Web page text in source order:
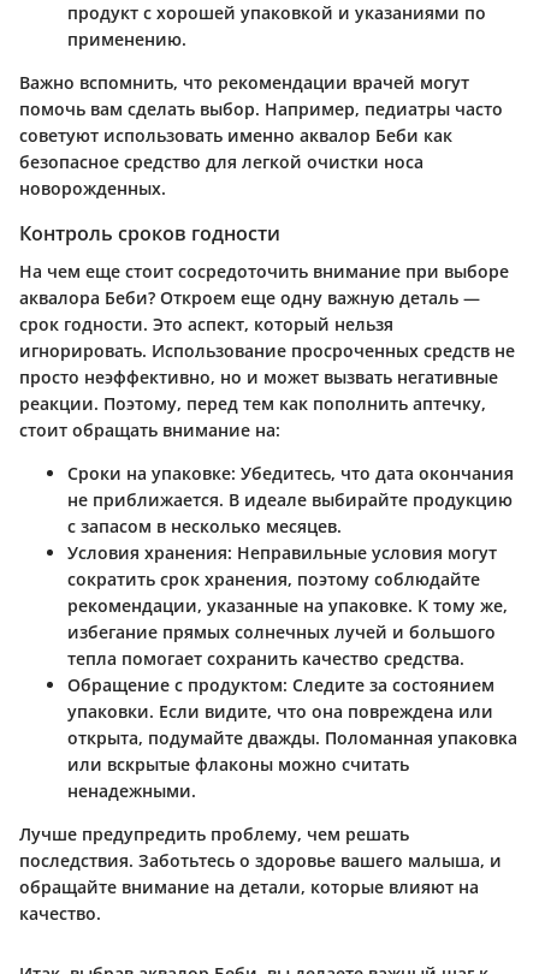
продукт с хорошей упаковкой и указаниями по
применению.
Важно вспомнить, что рекомендации врачей могут
помочь вам сделать выбор. Например, педиатры часто
советуют использовать именно аквалор Беби как
безопасное средство для легкой очистки носа
новорожденных.
Контроль сроков годности
На чем еще стоит сосредоточить внимание при выборе
аквалора Беби? Откроем еще одну важную деталь —
срок годности. Это аспект, который нельзя
игнорировать. Использование просроченных средств не
просто неэффективно, но и может вызвать негативные
реакции. Поэтому, перед тем как пополнить аптечку,
стоит обращать внимание на:
Сроки на упаковке: Убедитесь, что дата окончания
не приближается. В идеале выбирайте продукцию
с запасом в несколько месяцев.
Условия хранения: Неправильные условия могут
сократить срок хранения, поэтому соблюдайте
рекомендации, указанные на упаковке. К тому же,
избегание прямых солнечных лучей и большого
тепла помогает сохранить качество средства.
Обращение с продуктом: Следите за состоянием
упаковки. Если видите, что она повреждена или
открыта, подумайте дважды. Поломанная упаковка
или вскрытые флаконы можно считать
ненадежными.
Лучше предупредить проблему, чем решать
последствия. Заботьтесь о здоровье вашего малыша, и
обращайте внимание на детали, которые влияют на
качество.